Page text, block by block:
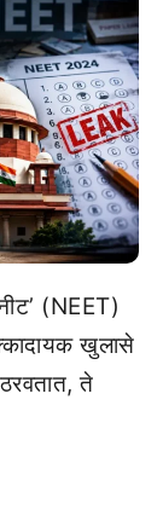
(NEET)
खुलासे
ते